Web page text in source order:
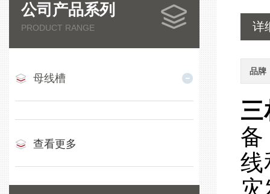
公司产品系列
PRODUCT RANGE
母线槽
查看更多
详
品牌
三
备
线